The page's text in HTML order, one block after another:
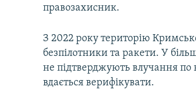
правозахисник.
З 2022 року територію
безпілотники та ракети. У
не підтверджують влучання по
вдається верифікувати.